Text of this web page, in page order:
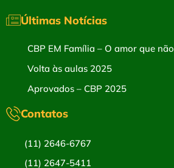
Últimas Notícias
CBP EM Família – O amor que
Volta às aulas 2025
Aprovados – CBP 2025
Contatos
(11) 2646-6767
(11) 2647-5411